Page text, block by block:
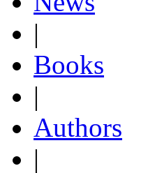
|
Books
|
Authors
|